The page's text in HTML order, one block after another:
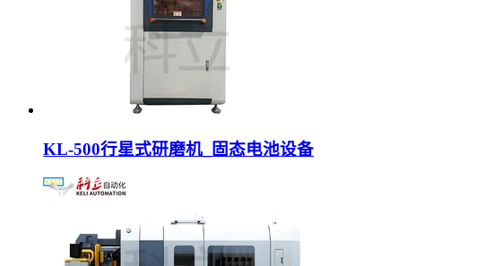
KL-500行星式研磨机_固态电池设备